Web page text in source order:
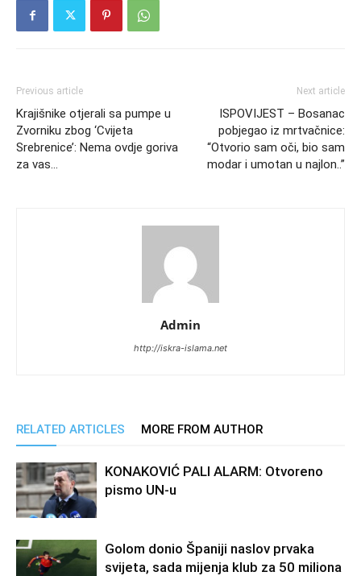
Previous article
Krajišnike otjerali sa pumpe u
Zvorniku zbog ‘Cvijeta
Srebrenice’: Nema ovdje goriva
za vas…
Next article
ISPOVIJEST – Bosanac
pobjegao iz mrtvačnice:
“Otvorio sam oči, bio sam
modar i umotan u najlon..”
Admin
http://iskra-islama.net
RELATED ARTICLES MORE FROM AUTHOR
KONAKOVIĆ PALI ALARM: Otvoreno
pismo UN-u
Golom donio Španiji naslov prvaka
svijeta, sada mijenja klub za 50 miliona